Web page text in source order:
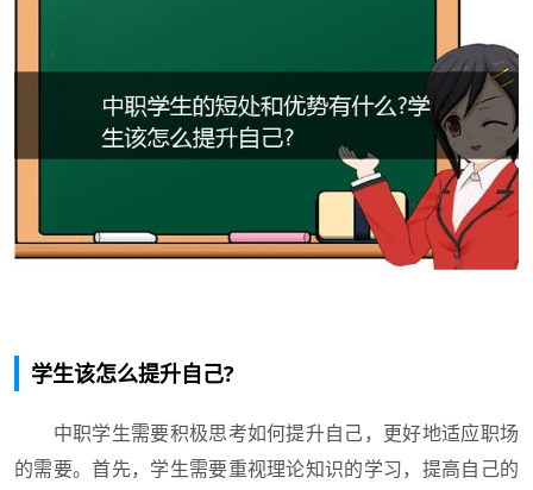
学生该怎么提升自己?
中职学生需要积极思考如何提升自己，更好地适应职场
的需要。首先，学生需要重视理论知识的学习，提高自己的